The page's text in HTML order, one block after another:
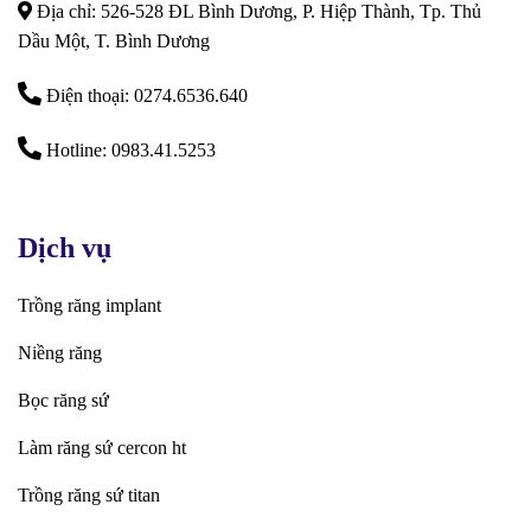
Địa chỉ: 526-528 ĐL Bình Dương, P. Hiệp Thành, Tp. Thủ
Dầu Một, T. Bình Dương
Điện thoại: 0274.6536.640
Hotline: 0983.41.5253
Dịch vụ
Trồng răng implant
Niềng răng
Bọc răng sứ
Làm răng sứ cercon ht
Trồng răng sứ titan